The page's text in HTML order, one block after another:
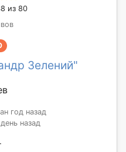
из 80
Зелений"
год назад
назад